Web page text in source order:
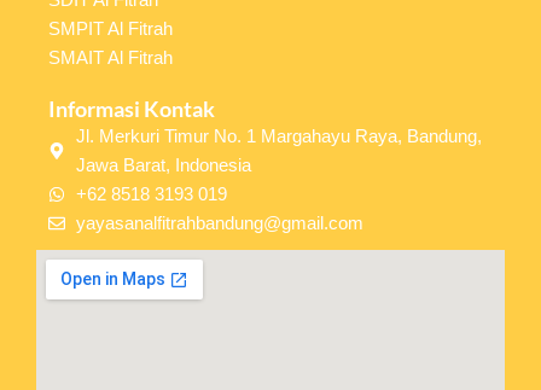
SMPIT Al Fitrah
SMAIT Al Fitrah
Informasi Kontak
Jl. Merkuri Timur No. 1 Margahayu Raya, Bandung,
Jawa Barat, Indonesia
+62 8518 3193 019
yayasanalfitrahbandung@gmail.com